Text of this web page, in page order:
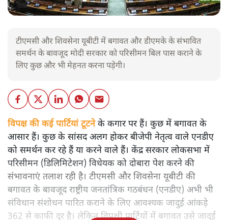
टीएमसी और शिवसेना यूबीटी में बगावत और डीएमके के संभावित
समर्थन के बावजूद मोदी सरकार को परिसीमन बिल पास कराने के
लिए कुछ और भी मेहनत करना पड़ेगी।
विपक्ष की कई पार्टियां टूटनेके कगार पर हैं। कुछ में बगावत के
आसार हैं। कुछ के सांसद अलग होकर बीजेपी नेतृत्व वाले एनडीए
को समर्थन कर रहे हैं या करने वाले हैं। केंद्र सरकार लोकसभा में
परिसीमन (डिलिमिटेशन) विधेयक को दोबारा पेश करने की
संभावनाएं तलाश रही है। टीएमसी और शिवसेना यूबीटी की
बगावत के बावजूद राष्ट्रीय जनतांत्रिक गठबंधन (एनडीए) अभी भी
संविधान संशोधन पारित कराने के लिए आवश्यक जादुई आंकड़े
362 से काफी दूर है। लेकिन विपक्षी पार्टियों में बगावत उसे जादुई